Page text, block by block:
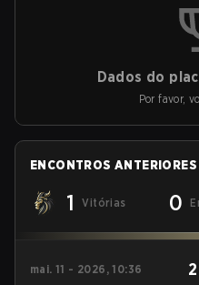
Dados do
Por favor,
ENCONTROS ANTERIORES
1 Vitórias 0
mai. 11 - 2026, 10:36 2